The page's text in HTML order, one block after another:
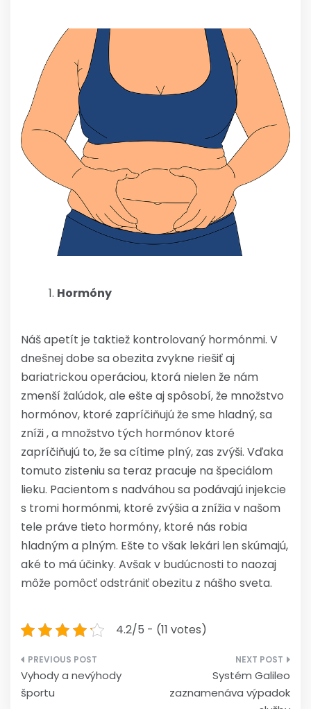
Hormóny
Náš apetít je taktiež kontrolovaný hormónmi. V
dnešnej dobe sa obezita zvykne riešiť aj
bariatrickou operáciou, ktorá nielen že nám
zmenší žalúdok, ale ešte aj spôsobí, že množstvo
hormónov, ktoré zapríčiňujú že sme hladný, sa
zníži , a množstvo tých hormónov ktoré
zapríčiňujú to, že sa cítime plný, zas zvýši. Vďaka
tomuto zisteniu sa teraz pracuje na špeciálom
lieku. Pacientom s nadváhou sa podávajú injekcie
s tromi hormónmi, ktoré zvýšia a znížia v našom
tele práve tieto hormóny, ktoré nás robia
hladným a plným. Ešte to však lekári len skúmajú,
aké to má účinky. Avšak v budúcnosti to naozaj
môže pomôcť odstrániť obezitu z nášho sveta.
4.2/5 - (11 votes)
Navigácia
v
Vyhody a nevýhody
športu
Systém Galileo
zaznamenáva výpadok